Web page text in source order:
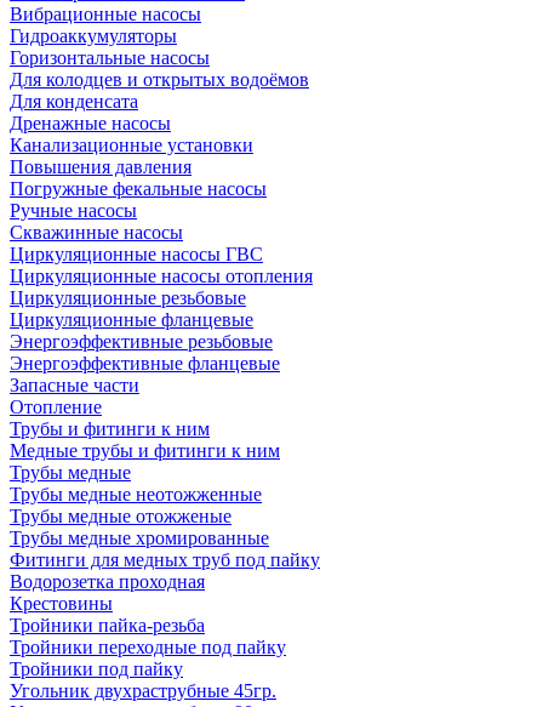
Вибрационные насосы
Гидроаккумуляторы
Горизонтальные насосы
Для колодцев и открытых водоёмов
Для конденсата
Дренажные насосы
Канализационные установки
Повышения давления
Погружные фекальные насосы
Ручные насосы
Скважинные насосы
Циркуляционные насосы ГВС
Циркуляционные насосы отопления
Циркуляционные резьбовые
Циркуляционные фланцевые
Энергоэффективные резьбовые
Энергоэффективные фланцевые
Запасные части
Отопление
Трубы и фитинги к ним
Медные трубы и фитинги к ним
Трубы медные
Трубы медные неотожженные
Трубы медные отожженые
Трубы медные хромированные
Фитинги для медных труб под пайку
Водорозетка проходная
Крестовины
Тройники пайка-резьба
Тройники переходные под пайку
Тройники под пайку
Угольник двухраструбные 45гр.